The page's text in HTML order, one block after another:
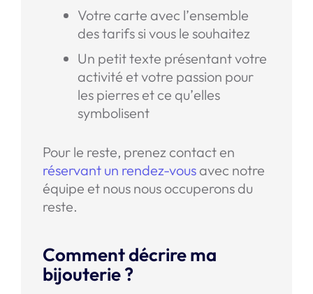
Votre carte avec l’ensemble
des tarifs si vous le souhaitez
Un petit texte présentant votre
activité et votre passion pour
les pierres et ce qu’elles
symbolisent
Pour le reste, prenez contact en
réservant un rendez-vous avec notre
équipe et nous nous occuperons du
reste.
Comment décrire ma
bijouterie ?